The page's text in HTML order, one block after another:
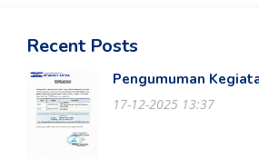
Recent Posts
Pengumuman
17-12-2025 13:37